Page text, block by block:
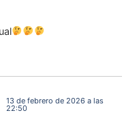
13 de febrero de 2026 a las
22:50